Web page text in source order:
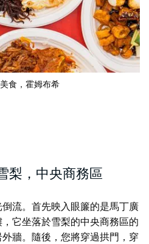
食 ，霍姆布希
梨 ，中央商務區
流。首先映入眼簾的是馬丁廣
它坐落於雪梨的中央商務區的
牆。隨後，您將穿過拱門，穿